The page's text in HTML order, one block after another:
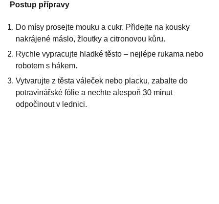
Postup přípravy
Do mísy prosejte mouku a cukr. Přidejte na kousky
nakrájené máslo, žloutky a citronovou kůru.
Rychle vypracujte hladké těsto – nejlépe rukama nebo
robotem s hákem.
Vytvarujte z těsta váleček nebo placku, zabalte do
potravinářské fólie a nechte alespoň 30 minut
odpočinout v lednici.